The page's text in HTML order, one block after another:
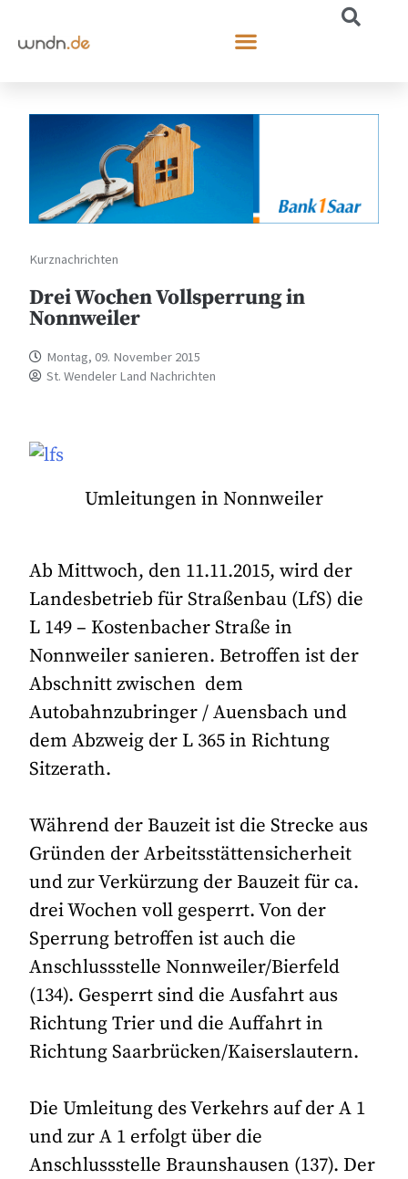
Kurznachrichten
Drei Wochen Vollsperrung in
Nonnweiler
Montag, 09. November 2015
St. Wendeler Land Nachrichten
Umleitungen in Nonnweiler
Ab Mittwoch, den 11.11.2015, wird der
Landesbetrieb für Straßenbau (LfS) die
L 149 – Kostenbacher Straße in
Nonnweiler sanieren. Betroffen ist der
Abschnitt zwischen dem
Autobahnzubringer / Auensbach und
dem Abzweig der L 365 in Richtung
Sitzerath.
Während der Bauzeit ist die Strecke aus
Gründen der Arbeitsstättensicherheit
und zur Verkürzung der Bauzeit für ca.
drei Wochen voll gesperrt. Von der
Sperrung betroffen ist auch die
Anschlussstelle Nonnweiler/Bierfeld
(134). Gesperrt sind die Ausfahrt aus
Richtung Trier und die Auffahrt in
Richtung Saarbrücken/Kaiserslautern.
Die Umleitung des Verkehrs auf der A 1
und zur A 1 erfolgt über die
Anschlussstelle Braunshausen (137). Der